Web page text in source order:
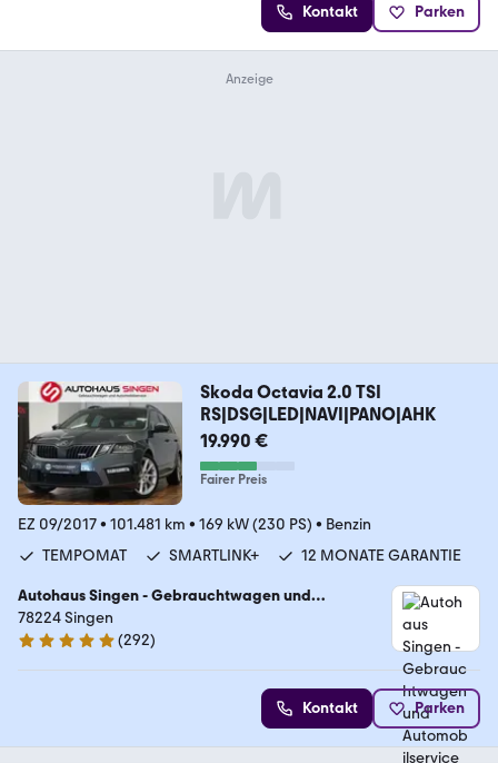
Kontakt Parken
Skoda Octavia 2.0 TSI
RS|DSG|LED|NAVI|PANO|AHK
19.990 €
Fairer Preis
EZ 09/2017• 101.481 km • 169 kW (230 PS) • Benzin
TEMPOMAT
SMARTLINK+ 12 MONATE GARANTIE
Autohaus Singen - Gebrauchtwagen und
Automobilservice
78224 Singen
5 Sterne
(292)
Kontakt Parken